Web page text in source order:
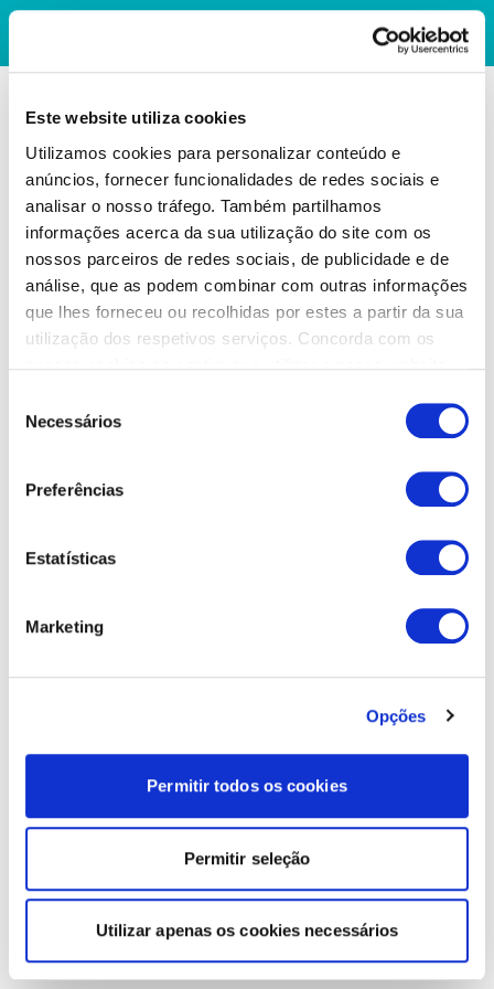
Este website utiliza cookies
Utilizamos cookies para personalizar conteúdo e
anúncios, fornecer funcionalidades de redes sociais e
analisar o nosso tráfego. Também partilhamos
informações acerca da sua utilização do site com os
nossos parceiros de redes sociais, de publicidade e de
análise, que as podem combinar com outras informações
que lhes forneceu ou recolhidas por estes a partir da sua
utilização dos respetivos serviços. Concorda com os
Necessários
Preferências
Estatísticas
Marketing
Opções
Permitir todos os cookies
Permitir seleção
Utilizar apenas os cookies necessários